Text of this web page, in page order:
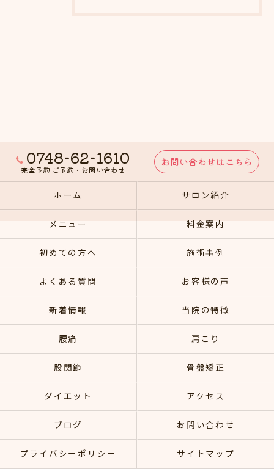
0748-62-1610
完全予約 ご予約・お問い合わせ
お問い合わせはこちら
ホーム サロン紹介
メニュー 料金案内
初めての方へ 施術事例
よくある質問 お客様の声
新着情報 当院の特徴
腰痛 肩こり
股関節 骨盤矯正
ダイエット アクセス
ブログ お問い合わせ
プライバシーポリシー サイトマップ